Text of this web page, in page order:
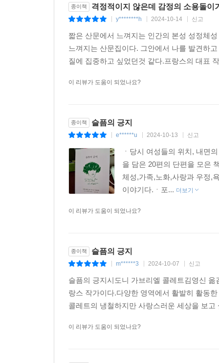
종이책 격정적이지 않은데 감정의 소용돌이
y********h 2024-10-14 신고
짧은 산문에서 느껴지는 인간의 본성 성정체
느껴지는 산문집이다. 그안에서 나를 발견하
질에 집중하고 싶었던것 같다.프랑스의 대표
이 리뷰가 도움이 되었나요?
종이책 슬픔의 긍지
e******u 2024-10-13 신고
ㆍ당시 여성들의 위치, 내면
을 담은 20편의 단편을 모은
체성,가족,노화,사랑과 우정,
이야기다.ㆍ포... 더보기
이 리뷰가 도움이 되었나요?
종이책 슬픔의 긍지
m******3 2024-10-07 신고
슬픔의 긍지시도니 가브리엘 콜레트김영신
랑스 작가이다.다양한 영역에서 활발히 활동
콜레트의 냉철하지만 사랑스러운 세상을 보
이 리뷰가 도움이 되었나요?